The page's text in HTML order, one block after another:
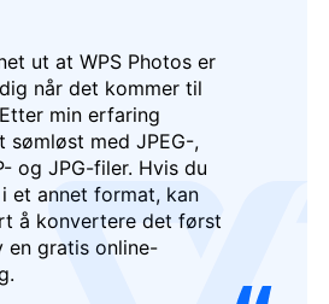
ut at WPS Photos er
når det kommer til
min erfaring
sømløst med JPEG-,
og JPG-filer. Hvis du
et annet format, kan
å konvertere det først
en gratis online-
logo